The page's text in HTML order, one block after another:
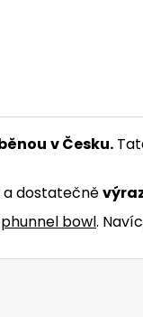
v Česku.
a dostatečně
phunnel bowl.